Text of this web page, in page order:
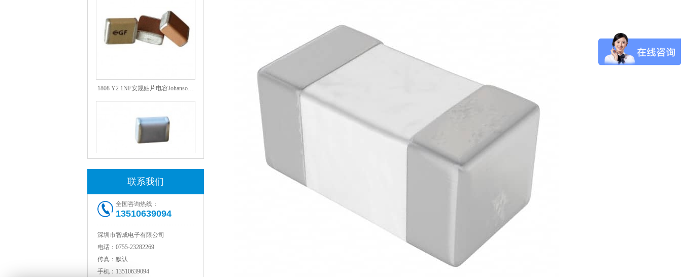
1808 Y2 1NF安规贴片电容Johanson品牌
联系我们
全国咨询热线：
13510639094
深圳市智成电子有限公司
电话： 0755-23282269
传真： 默认
手机： 13510639094